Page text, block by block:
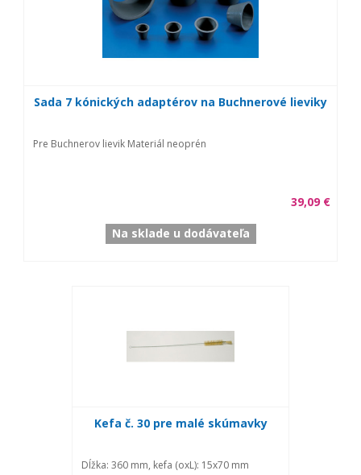
Sada 7 kónických adaptérov na Buchnerové lieviky
Pre Buchnerov lievik Materiál neoprén
39,09 €
Na sklade u dodávateľa
Kefa č. 30 pre malé skúmavky
Dĺžka: 360 mm, kefa (oxL): 15x70 mm